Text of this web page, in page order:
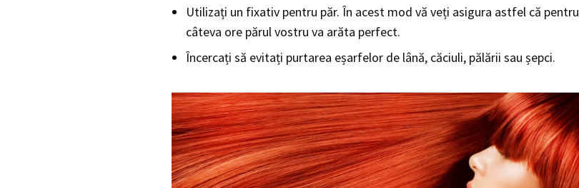
Utilizați un fixativ pentru păr. În acest mod vă veți asigura astfel că pentru
câteva ore părul vostru va arăta perfect.
Încercați să evitați purtarea eșarfelor de lână, căciuli, pălării sau șepci.